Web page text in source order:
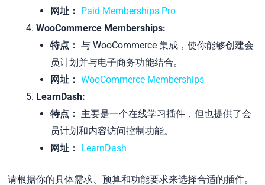
网址： Paid Memberships Pro
WooCommerce Memberships:
特点： 与 WooCommerce 集成，使你能够创建会
员计划并与电子商务功能结合。
网址： WooCommerce Memberships
LearnDash:
特点： 主要是一个在线学习插件，但也提供了会
员计划和内容访问控制功能。
网址： LearnDash
请根据你的具体需求、预算和功能要求来选择合适的插件。